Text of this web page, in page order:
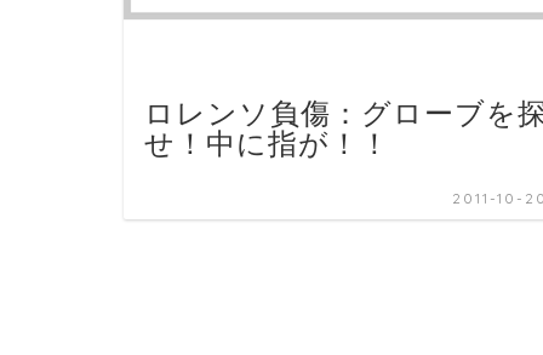
ロレンソ負傷：グローブを
せ！中に指が！！
2011-10-